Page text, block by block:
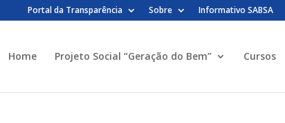
Portal da Transparência Sobre Informativo SABSA
Home Projeto Social “Geração do Bem” Cursos